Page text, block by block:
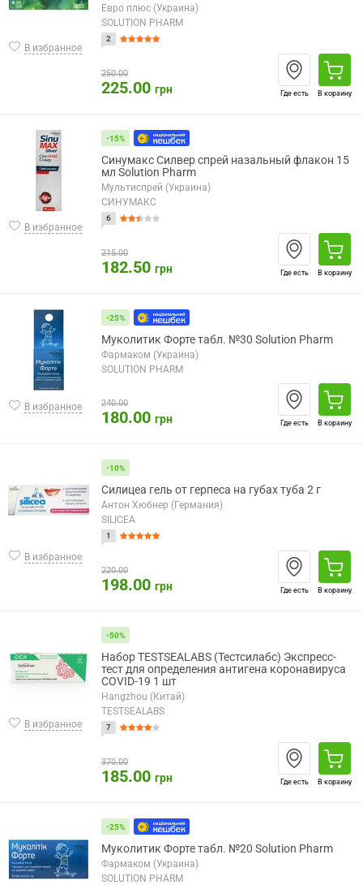
В избранное
Евро плюс (Украина)
SOLUTION PHARM
2
250.00
225.00 грн Где есть В корзину
В избранное
-15%
Синумакс Силвер спрей назальный флакон 15
мл Solution Pharm
Мультиспрей (Украина)
СИНУМАКС
6
215.00
182.50 грн Где есть В корзину
В избранное
-25%
Муколитик Форте табл. №30 Solution Pharm
Фармаком (Украина)
SOLUTION PHARM
240.00
180.00 грн Где есть В корзину
В избранное
-10%
Силицеа гель от герпеса на губах туба 2 г
Антон Хюбнер (Германия)
SILICEA
1
220.00
198.00 грн Где есть В корзину
В избранное
-50%
Набор TESTSEALABS (Тестсилабс) Экспресс-
тест для определения антигена коронавируса
COVID-19 1 шт
Hangzhou (Китай)
TESTSEALABS
7
370.00
185.00 грн Где есть В корзину
-25%
Муколитик Форте табл. №20 Solution Pharm
Фармаком (Украина)
SOLUTION PHARM